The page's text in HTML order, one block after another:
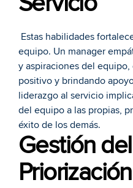
equipo. Un manager
y aspiraciones del
positivo y brindando
liderazgo al servicio
del equipo a las propias,
éxito de los demás.
Gestión
Priorización